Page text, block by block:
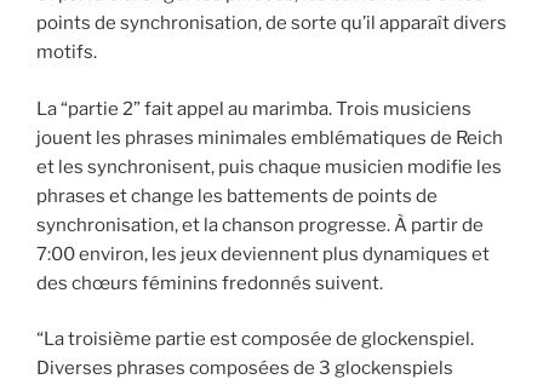
points de synchronisation, de sorte qu’il apparaît divers
motifs.
La “partie 2” fait appel au marimba. Trois musiciens
jouent les phrases minimales emblématiques de Reich
et les synchronisent, puis chaque musicien modifie les
phrases et change les battements de points de
synchronisation, et la chanson progresse. À partir de
7:00 environ, les jeux deviennent plus dynamiques et
des chœurs féminins fredonnés suivent.
“La troisième partie est composée de glockenspiel.
Diverses phrases composées de 3 glockenspiels